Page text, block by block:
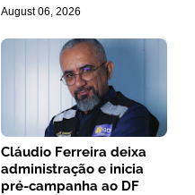
August 06, 2026
Cláudio Ferreira deixa
administração e inicia
pré-campanha ao DF